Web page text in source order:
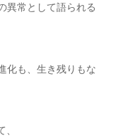
異常として語られる
化も、生き残りもな